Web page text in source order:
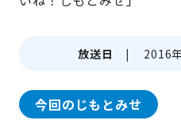
放送日 | 2016年
今回のじもとみせ